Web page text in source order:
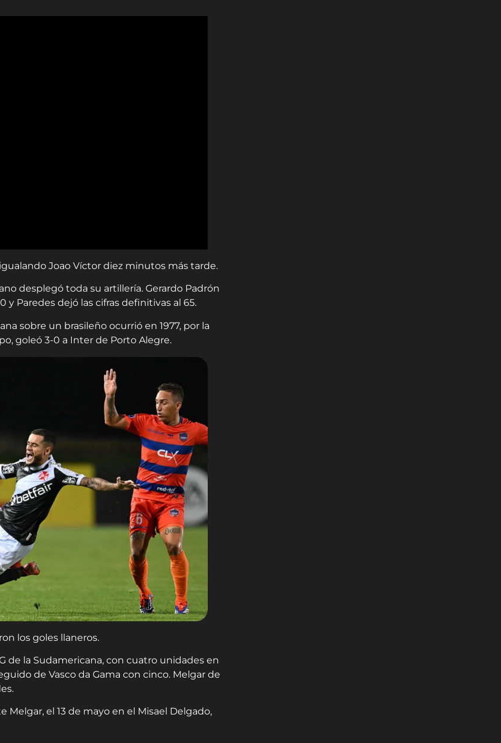
Joao Víctor diez minutos más tarde.
desplegó toda su artillería. Gerardo Padrón
Paredes dejó las cifras definitivas al 65.
sobre un brasileño ocurrió en 1977, por la
goleó 3-0 a Inter de Porto Alegre.
los goles llaneros.
de la Sudamericana, con cuatro unidades en
de Vasco da Gama con cinco. Melgar de
el 13 de mayo en el Misael Delgado,